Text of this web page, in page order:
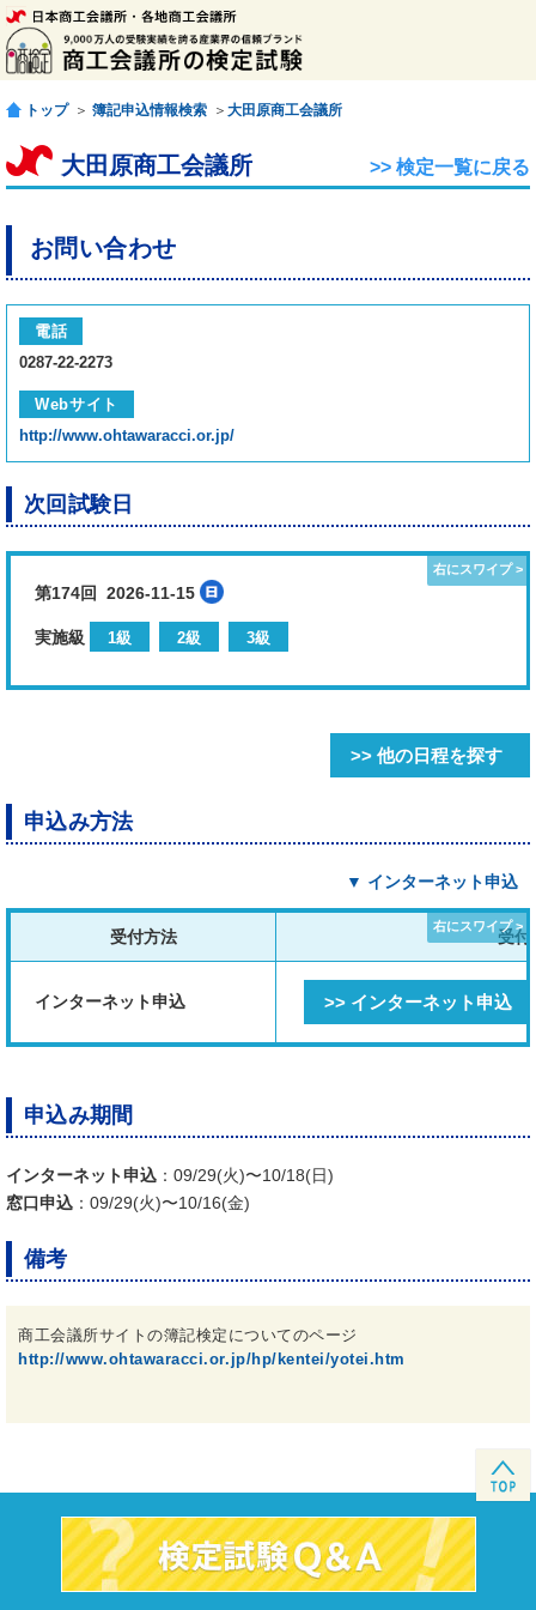
トップ ＞ 簿記申込情報検索 ＞ 大田原商工会議所
>> 検定一覧に戻る
大田原商工会議所
お問い合わせ
電話
0287-22-2273
Webサイト
http://www.ohtawaracci.or.jp/
次回試験日
第174回 2026-11-15
実施級 1級 2級 3級
>> 他の日程を探す
申込み方法
▼ インターネット申込
受付方法 受付
インターネット申込 >> インターネット申込
申込み期間
インターネット申込 ：09/29(火)〜10/18(日)
窓口申込 ：09/29(火)〜10/16(金)
備考
商工会議所サイトの簿記検定についてのページ
http://www.ohtawaracci.or.jp/hp/kentei/yotei.htm